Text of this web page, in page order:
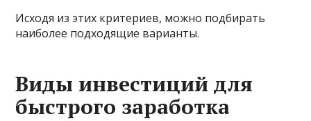
Исходя из этих критериев, можно подбирать
наиболее подходящие варианты.
Виды инвестиций для
быстрого заработка